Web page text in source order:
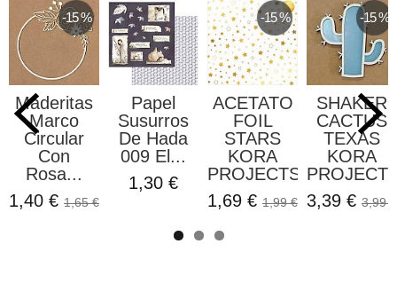
-15 %
Maderitas
Marco
Circular
Con
Rosa...
1,40 € 1,65 €
Papel
Susurros
De Hada
009 El...
1,30 €
-15 %
ACETATO
FOIL
STARS
KORA
PROJECTS
1,69 € 1,99 €
-15 %
SHAKER
CACTUS
TEXAS
KORA
3,39 € 3,99 €